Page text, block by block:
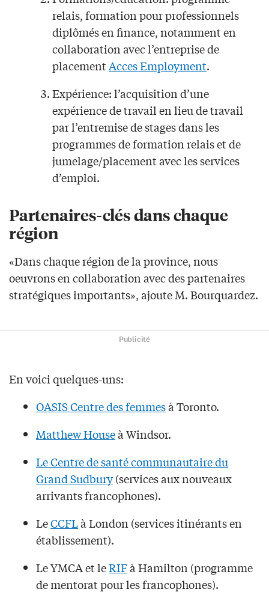
relais, formation pour professionnels
diplômés en finance, notamment en
collaboration avec l’entreprise de
placementAcces Employment.
Expérience: l’acquisition d’une
expérience de travail en lieu de travail
par l’entremise de stages dans les
programmes de formation relais et de
jumelage/placement avec les services
d’emploi.
Partenaires-clés dans chaque
région
«Dans chaque région de la province, nous
oeuvrons en collaboration avec des partenaires
stratégiques importants», ajoute M. Bourquardez.
Publicité
En voici quelques-uns:
OASIS Centre des femmesà Toronto.
Matthew Houseà Windsor.
Le Centre de santé communautaire du
Grand Sudbury(services aux nouveaux
arrivants francophones).
LeCCFLà London (services itinérants en
établissement).
Le YMCA et leRIFà Hamilton (programme
de mentorat pour les francophones).